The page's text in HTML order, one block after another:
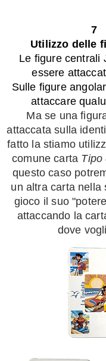
7
Utilizzo delle
Le figure centrali
essere
Sulle figure
attaccare
Ma se una
attaccata sulla
fatto la stiamo
comune carta Tipo
questo caso
un altra carta nella
gioco il suo
attaccando la
dove